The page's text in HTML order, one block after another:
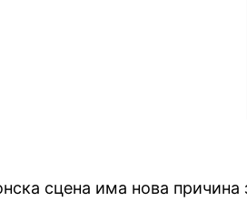
сцена има нова причина